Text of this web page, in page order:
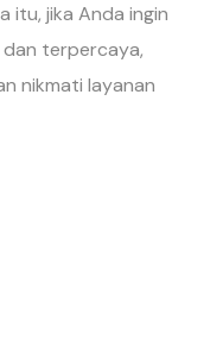
itu, jika Anda ingin
terpercaya,
nikmati layanan